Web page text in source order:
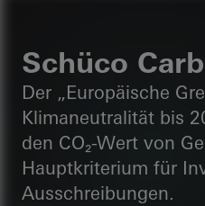
Schüco
Der „Europäische
Klimaneutralität bis
den CO₂-Wert von
Hauptkriterium für
Ausschreibungen.